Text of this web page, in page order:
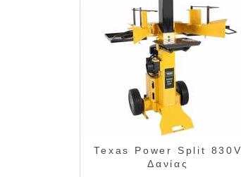
Texas Power Split 830V
Δανίας